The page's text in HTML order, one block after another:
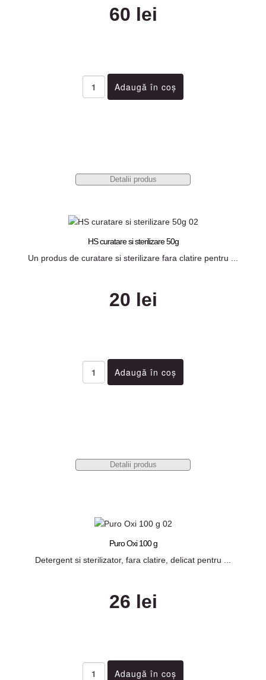
60 lei
Detalii produs
HS curatare si sterilizare 50g
Un produs de curatare si sterilizare fara clatire pentru ...
20 lei
Detalii produs
Puro Oxi 100 g
Detergent si sterilizator, fara clatire, delicat pentru ...
26 lei